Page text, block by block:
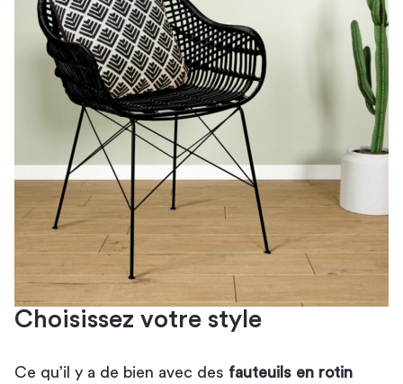
Choisissez votre style
Ce qu’il y a de bien avec des fauteuils en rotin